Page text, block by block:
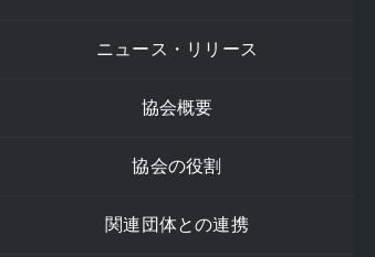
ニュース・リリース
協会概要
協会の役割
関連団体との連携